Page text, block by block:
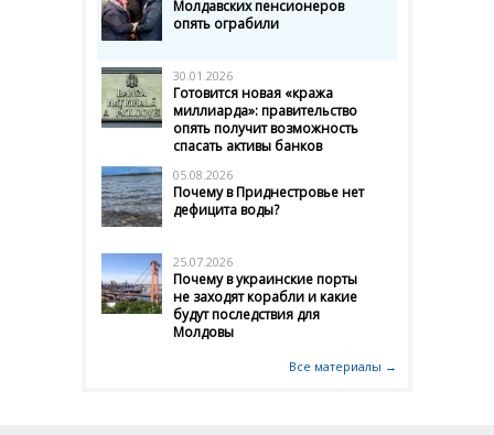
Молдавских пенсионеров
опять ограбили
30.01.2026
Готовится новая «кража
миллиарда»: правительство
опять получит возможность
спасать активы банков
05.08.2026
Почему в Приднестровье нет
дефицита воды?
25.07.2026
Почему в украинские порты
не заходят корабли и какие
будут последствия для
Молдовы
Все материалы →